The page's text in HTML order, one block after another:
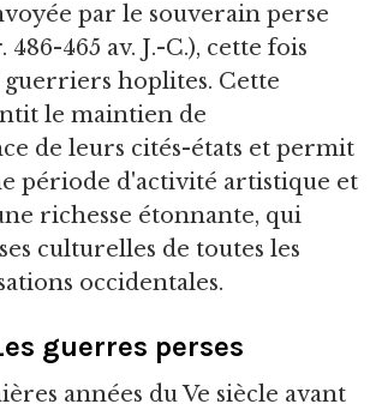
par le souverain perse
486-465 av. J.-C.), cette fois
guerriers hoplites. Cette
le maintien de
de leurs cités-états et permit
période d'activité artistique et
richesse étonnante, qui
culturelles de toutes les
occidentales.
guerres perses
années du Ve siècle avant